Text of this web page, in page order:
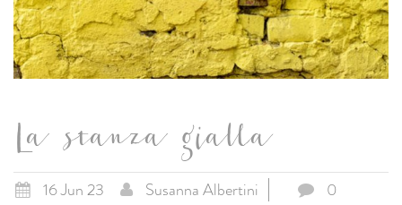
La stanza gialla
16 Jun 23 Susanna Albertini
0